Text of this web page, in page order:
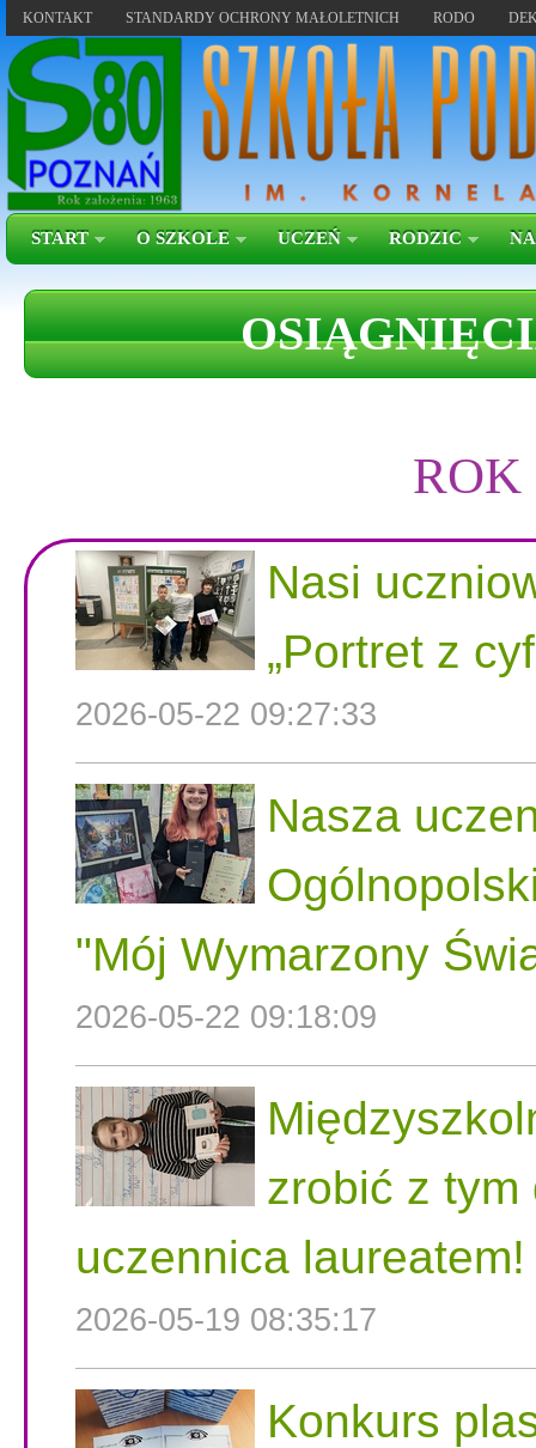
KONTAKT STANDARDY OCHRONY MAŁOLETNICH RODO
START O SZKOLE UCZEŃ RODZIC
ROK
Nasi
„Portret z
2026-05-22 09:27:33
Nasza
"Mój Wymarzony
2026-05-22 09:18:09
zrobić z tym
uczennica laureatem!
2026-05-19 08:35:17
Konkurs